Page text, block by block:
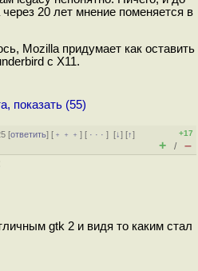
20 лет мнение поменяется в
Mozilla придумает как оставить
с X11.
показать (55)
[ответить] [ ﹢﹢﹢] [ · · ·][↓] [↑]
+17
+ / –
gtk 2 и видя то каким стал